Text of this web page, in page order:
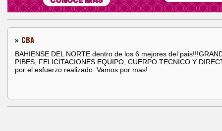
» CBA
BAHIENSE DEL NORTE dentro de los 6 mejores del
PIBES, FELICITACIONES EQUIPO, CUERPO TECNICO Y
por el esfuerzo realizado. Vamos por mas!